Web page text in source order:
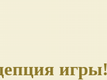
игры!